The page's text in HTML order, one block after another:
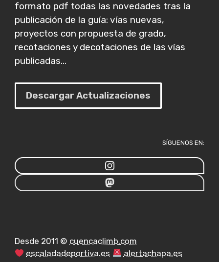
formato pdf todas las novedades tras la
publicación de la guía: vías nuevas,
proyectos con propuesta de grado,
recotaciones y decotaciones de las vías
publicadas...
Descargar Actualizaciones
SÍGUENOS EN:
Desde 2011 © cuencaclimb.com
escaladadeportiva.es
alertachapa.es